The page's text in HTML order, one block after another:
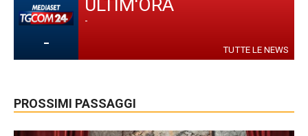
-
ULTIM'ORA
-
TUTTE LE NEWS
PROSSIMI PASSAGGI